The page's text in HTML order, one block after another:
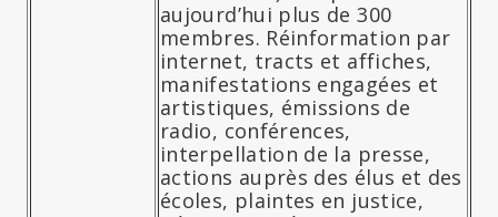
aujourd’hui plus de 300
membres. Réinformation par
internet, tracts et affiches,
manifestations engagées et
artistiques, émissions de
radio, conférences,
interpellation de la presse,
actions auprès des élus et des
écoles, plaintes en justice,